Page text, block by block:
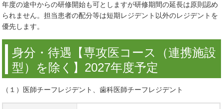
年度の途中からの研修開始も可としますが研修期間の延長は原則認め
られません。担当患者の配分等は短期レジデント以外のレジデントを
優先します。
身分・待遇【専攻医コース（連携施設
型）を除く】2027年度予定
（１）医師チーフレジデント、歯科医師チーフレジデント